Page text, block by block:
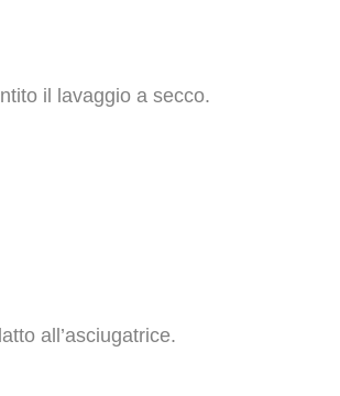
il lavaggio a secco.
all’asciugatrice.